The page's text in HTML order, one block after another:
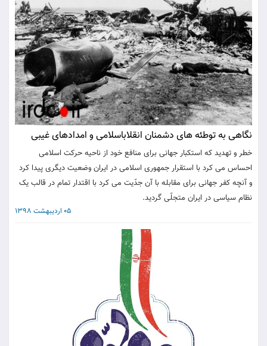
نگاهی به توطئه های دشمنان انقلاباسلامی و امدادهای غیبی
خطر و تهدید که استکبار جهانی برای منافع خود از ناحیه حرکت اسلامی
احساس می کرد با استقرار جمهوری اسلامی در ایران وضعیت دیگری پیدا کرد
و آنچه کفر جهانی برای مقابله با آن جدّیت می کرد با اقتدار تمام در قالب یک
نظام سیاسی در ایران متجلّی گردید.
05 اردیبهشت 1398